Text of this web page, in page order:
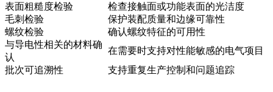
表面粗糙度检验
检查接触面或功能表面的光洁度
毛刺检验
保护装配质量和边缘可靠性
螺纹检验
确认螺纹特征的可用性
与导电性相关的材料确
认
在需要时支持对性能敏感的电气项目
批次可追溯性
支持重复生产控制和问题追踪